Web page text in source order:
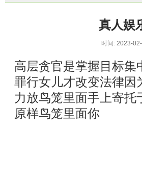
真人娱
时间: 2023-
高层贪官是掌握目标集
罪行女儿才改变法律因
力放鸟笼里面手上寄
原样鸟笼里面你